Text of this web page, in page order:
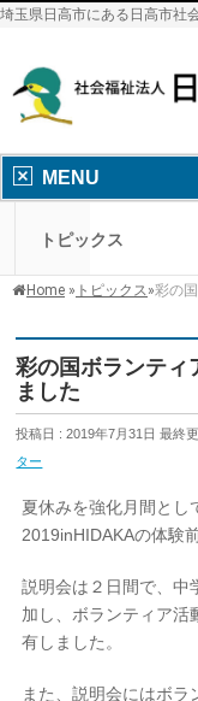
埼玉県日高市にある日高市社
MENU
トピックス
Home » トピックス »彩の
彩の国ボランティ
ました
投稿日 : 2019年7月31日 最終
ター
夏休みを強化月間とし
2019inHIDAKAの体験
説明会は２日間で、中
加し、ボランティア活
有しました。
また、説明会にはボラ